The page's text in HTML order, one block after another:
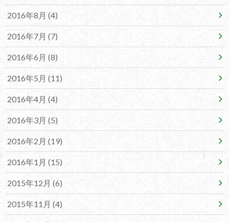
2016年8月 (4)
2016年7月 (7)
2016年6月 (8)
2016年5月 (11)
2016年4月 (4)
2016年3月 (5)
2016年2月 (19)
2016年1月 (15)
2015年12月 (6)
2015年11月 (4)